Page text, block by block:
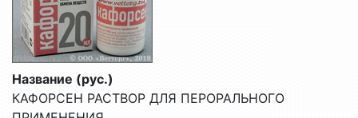
Название (рус.)
КАФОРСЕН РАСТВОР ДЛЯ ПЕРОРАЛЬНОГО